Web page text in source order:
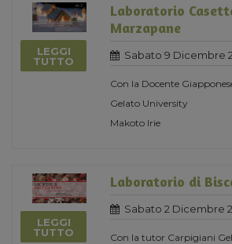
LEGGI
TUTTO
Laboratorio
Marzapane
Sabato 9 Dicembre
Con la Docente
Gelato University
Makoto Irie
LEGGI
TUTTO
Laboratorio di
Sabato 2 Dicembre
Con la tutor Carpigiani